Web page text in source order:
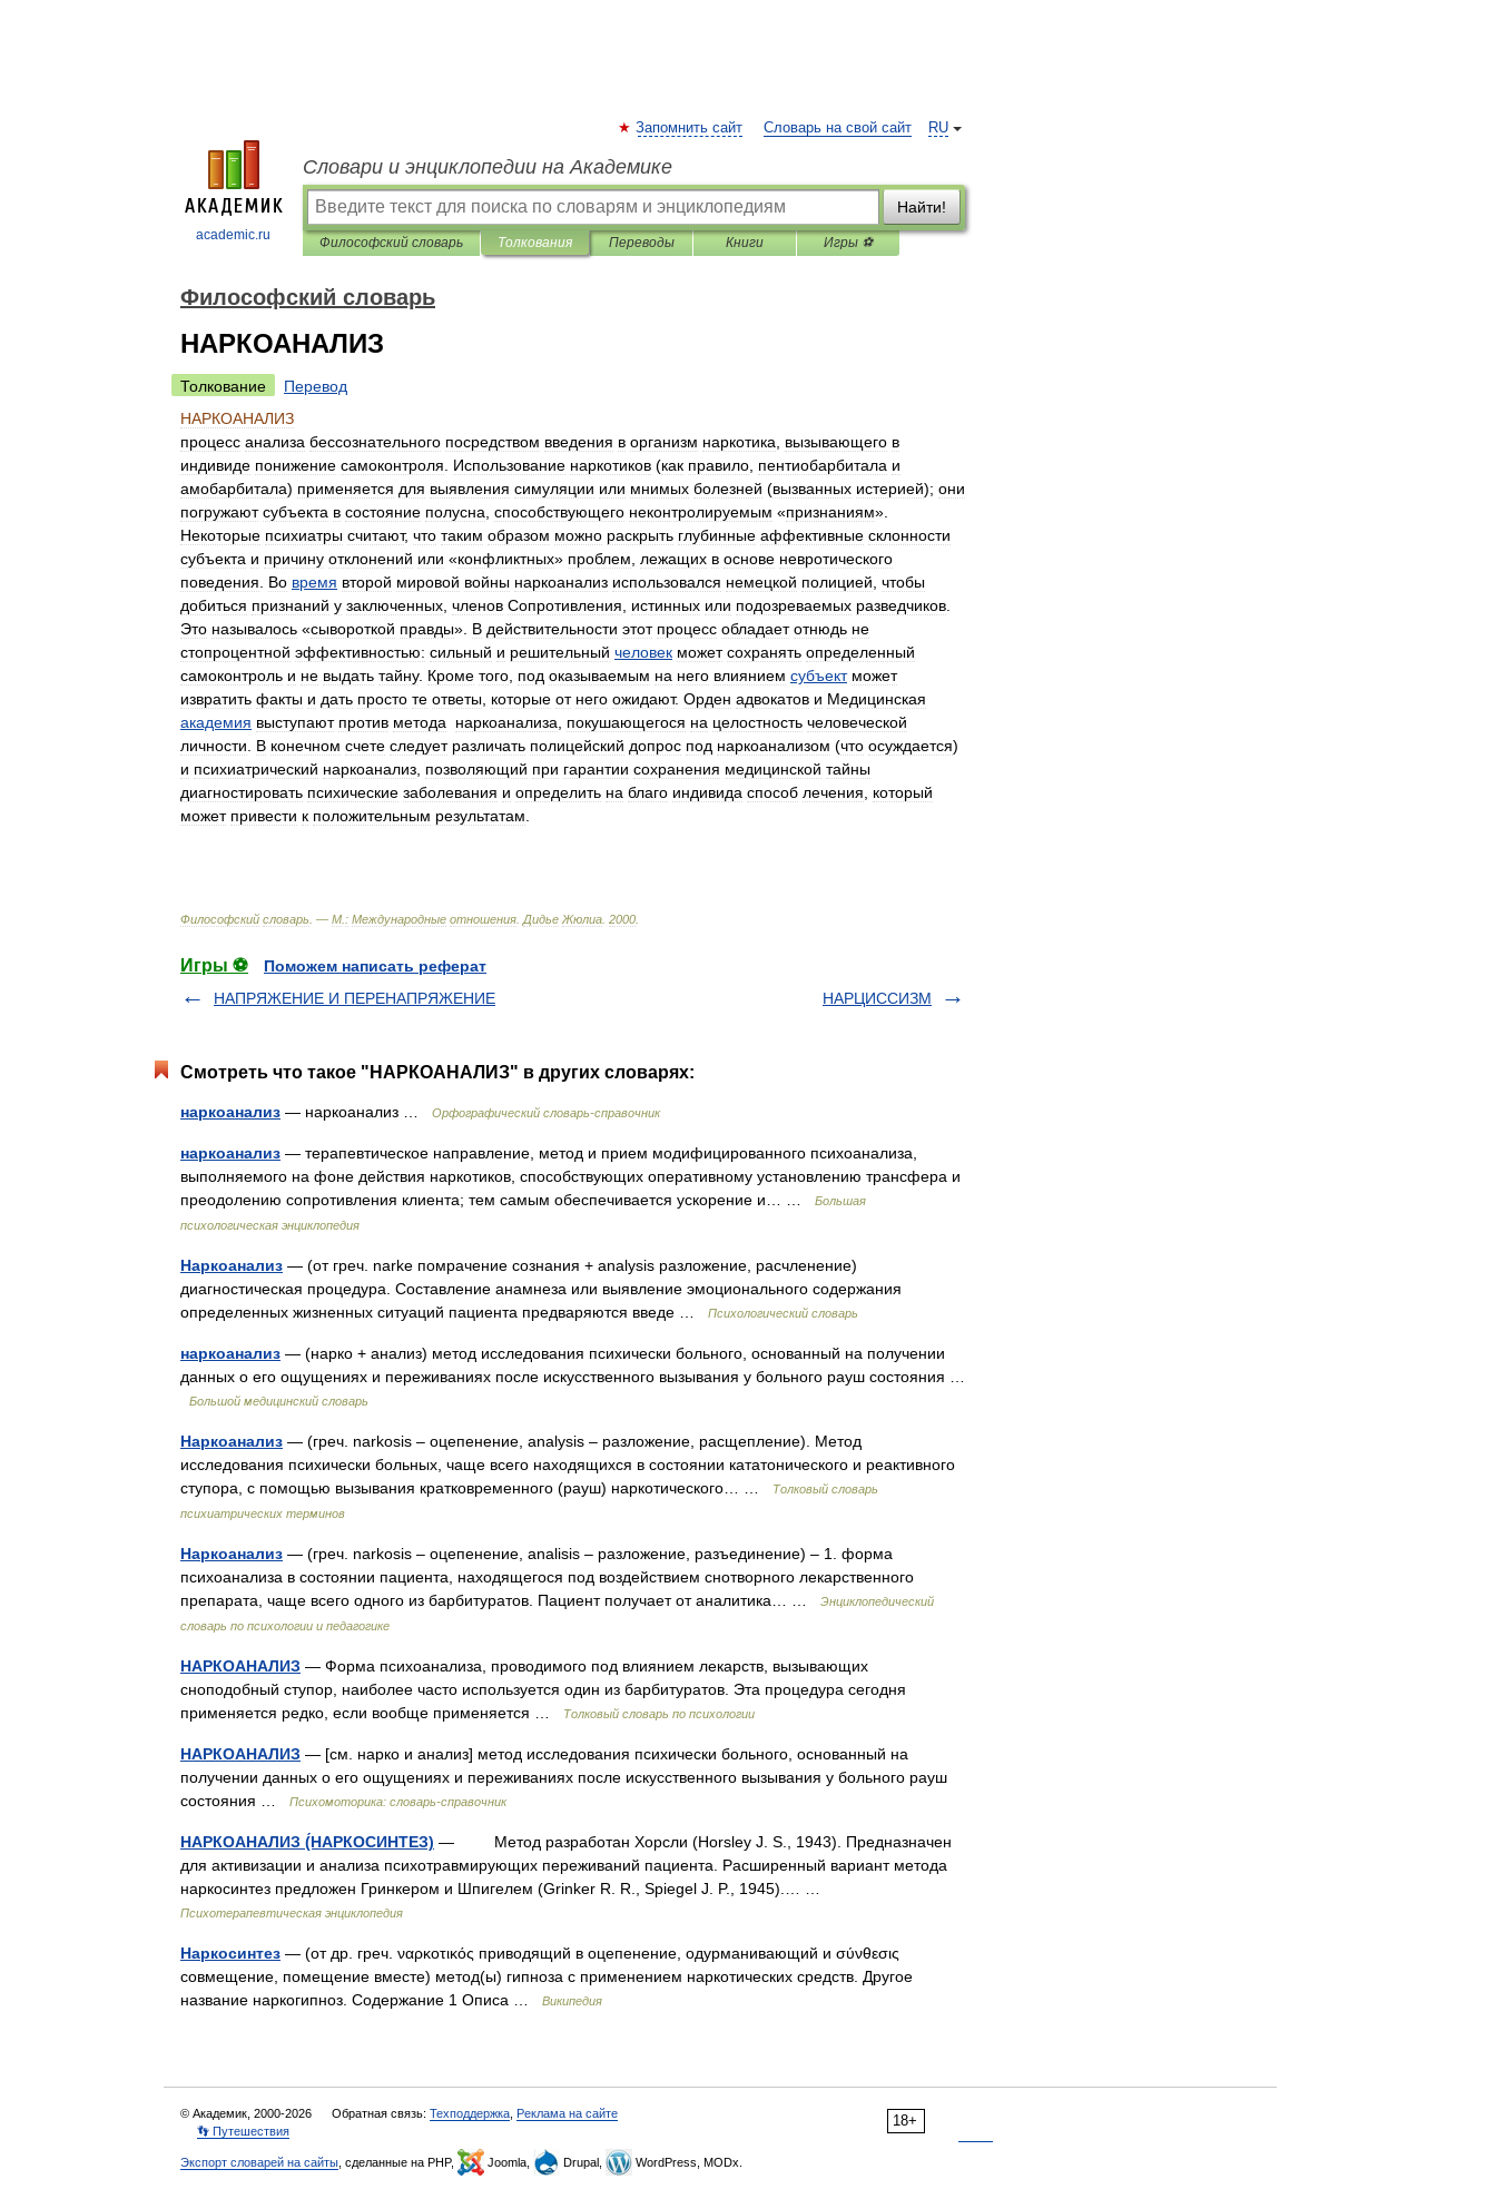
academic.ru
RU
Запомнить сайт Словарь на свой сайт
Словари и энциклопедии на Академике
Найти!
Философский словарь Толкования Переводы Книги Игры ⚽
Философский словарь
НАРКОАНАЛИЗ
Толкование
Перевод
НАРКОАНАЛИЗ
процесс анализа бессознательного посредством введения в организм наркотика вызывающего в
индивиде понижение самоконтроля Использование наркотиков (как правило пентиобарбитала и
амобарбитала) применяется для выявления симуляции или мнимых болезней (вызванных истерией); они
погружают субъекта в состояние полусна способствующего неконтролируемым «признаниям».
Некоторые психиатры считают, что таким образом можно раскрыть глубинные аффективные склонности
субъекта и причину отклонений или «конфликтных» проблем лежащих в основе невротического
поведения
Во время второй мировой войны наркоанализ использовался немецкой полицией чтобы
добиться признаний у заключенных членов Сопротивления истинных или подозреваемых разведчиков
Это называлось «сывороткой правды». В действительности этот процесс обладает отнюдь не
стопроцентной эффективностью: сильный и решительный человек может сохранять определенный
самоконтроль и не выдать тайну. Кроме того под оказываемым на него влиянием субъект может
извратить факты и дать просто те ответы которые от него ожидают. Орден адвокатов и Медицинская
академия выступают против метода наркоанализа покушающегося на целостность человеческой
личности
В конечном счете следует различать полицейский допрос под наркоанализом (что осуждается)
и психиатрический наркоанализ позволяющий при гарантии сохранения медицинской тайны
диагностировать психические заболевания и определить на благо индивида способ лечения
который
может привести к положительным результатам
Философский словарь . — М : Международные отношения Дидье Жюлиа 2000
Игры ⚽
Поможем написать реферат
НАПРЯЖЕНИЕ И ПЕРЕНАПРЯЖЕНИЕ
НАРЦИССИЗМ
Смотреть что такое "НАРКОАНАЛИЗ" в других словарях:
наркоанализ — наркоанализ … Орфографический словарь-справочник
наркоанализ — терапевтическое направление, метод и прием модифицированного психоанализа,
выполняемого на фоне действия наркотиков, способствующих оперативному установлению трансфера и
преодолению сопротивления клиента; тем самым обеспечивается ускорение и… …
Большая
психологическая энциклопедия
Наркоанализ — (от греч. narke помрачение сознания + analysis разложение, расчленение)
диагностическая процедура. Составление анамнеза или выявление эмоционального содержания
определенных жизненных ситуаций пациента предваряются введе …
Психологический словарь
наркоанализ — (нарко + анализ) метод исследования психически больного, основанный на получении
данных о его ощущениях и переживаниях после искусственного вызывания у больного рауш состояния …
Большой медицинский словарь
Наркоанализ — (греч. narkosis – оцепенение, analysis – разложение, расщепление). Метод
исследования психически больных, чаще всего находящихся в состоянии кататонического и реактивного
ступора, с помощью вызывания кратковременного (рауш) наркотического… …
Толковый словарь
психиатрических терминов
Наркоанализ — (греч. narkosis – оцепенение, analisis – разложение, разъединение) – 1. форма
психоанализа в состоянии пациента, находящегося под воздействием снотворного лекарственного
препарата, чаще всего одного из барбитуратов. Пациент получает от аналитика… …
Энциклопедический
словарь по психологии и педагогике
НАРКОАНАЛИЗ — Форма психоанализа, проводимого под влиянием лекарств, вызывающих
сноподобный ступор, наиболее часто используется один из барбитуратов. Эта процедура сегодня
применяется редко, если вообще применяется …
Толковый словарь по психологии
НАРКОАНАЛИЗ — [см. нарко и анализ] метод исследования психически больного, основанный на
получении данных о его ощущениях и переживаниях после искусственного вызывания у больного рауш
состояния …
Психомоторика: cловарь-справочник
НАРКОАНАЛИЗ (́НАРКОСИНТЕЗ) — Метод разработан Хорсли (Horsley J. S., 1943). Предназначен
для активизации и анализа психотравмирующих переживаний пациента. Расширенный вариант метода
наркосинтез предложен Гринкером и Шпигелем (Grinker R. R., Spiegel J. P., 1945).… …
Психотерапевтическая энциклопедия
Наркосинтез — (от др. греч. ναρκοτικός приводящий в оцепенение, одурманивающий и σύνθεσις
совмещение, помещение вместе) метод(ы) гипноза с применением наркотических средств. Другое
название наркогипноз. Содержание 1 Описа …
Википедия
18+
© Академик, 2000-2026 Обратная связь: Техподдержка Реклама на сайте
👣 Путешествия
Экспорт словарей на сайты , сделанные на PHP, Joomla, Drupal, WordPress, MODx.